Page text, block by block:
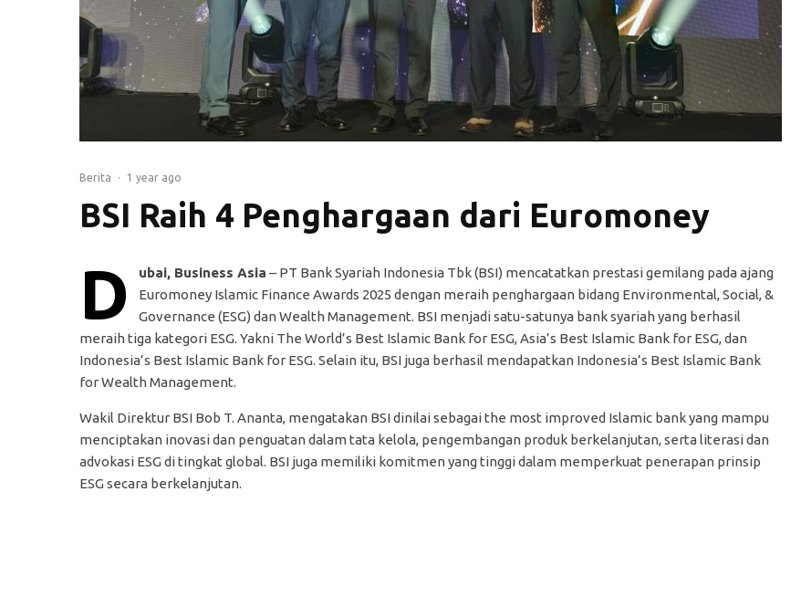
Berita · 1 year ago
BSI Raih 4 Penghargaan dari Euromoney
D ubai, Business Asia – PT Bank Syariah Indonesia Tbk (BSI) mencatatkan prestasi gemilang pada ajang
Euromoney Islamic Finance Awards 2025 dengan meraih penghargaan bidang Environmental, Social, &
Governance (ESG) dan Wealth Management. BSI menjadi satu-satunya bank syariah yang berhasil
meraih tiga kategori ESG. Yakni The World’s Best Islamic Bank for ESG, Asia’s Best Islamic Bank for ESG, dan
Indonesia’s Best Islamic Bank for ESG. Selain itu, BSI juga berhasil mendapatkan Indonesia’s Best Islamic Bank
for Wealth Management.
Wakil Direktur BSI Bob T. Ananta, mengatakan BSI dinilai sebagai the most improved Islamic bank yang mampu
menciptakan inovasi dan penguatan dalam tata kelola, pengembangan produk berkelanjutan, serta literasi dan
advokasi ESG di tingkat global. BSI juga memiliki komitmen yang tinggi dalam memperkuat penerapan prinsip
ESG secara berkelanjutan.